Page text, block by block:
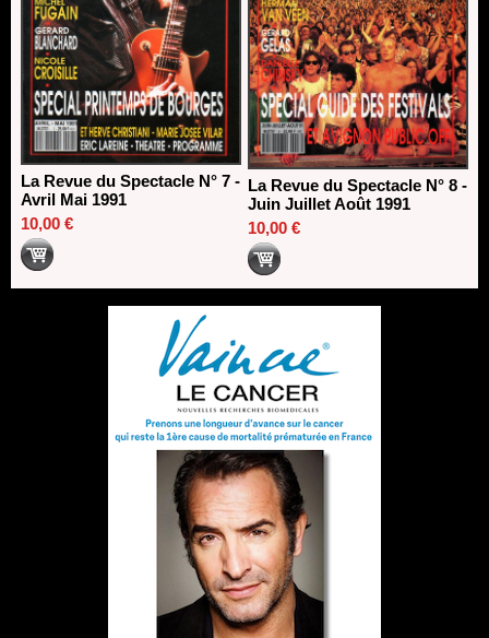
La Revue du Spectacle N° 7 -
Avril Mai 1991
10,00 €
La Revue du Spectacle N° 8 -
Juin Juillet Août 1991
10,00 €